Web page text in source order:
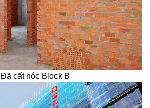
Đã cất nóc Block B